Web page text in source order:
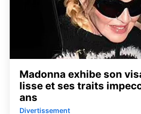
Madonna exhibe son
lisse et ses traits
ans
Divertissement